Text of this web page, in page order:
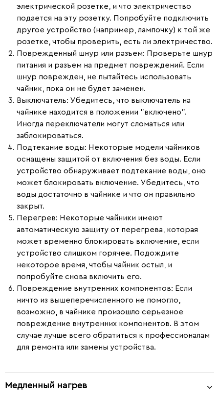
электрической розетке, и что электричество
подается на эту розетку. Попробуйте подключить
другое устройство (например, лампочку) к той же
розетке, чтобы проверить, есть ли электричество.
Поврежденный шнур или разъем: Проверьте шнур
питания и разъем на предмет повреждений. Если
шнур поврежден, не пытайтесь использовать
чайник, пока он не будет заменен.
Выключатель: Убедитесь, что выключатель на
чайнике находится в положении "включено".
Иногда переключатели могут сломаться или
заблокироваться.
Подтекание воды: Некоторые модели чайников
оснащены защитой от включения без воды. Если
устройство обнаруживает подтекание воды, оно
может блокировать включение. Убедитесь, что
воды достаточно в чайнике и что он правильно
закрыт.
Перегрев: Некоторые чайники имеют
автоматическую защиту от перегрева, которая
может временно блокировать включение, если
устройство слишком горячее. Подождите
некоторое время, чтобы чайник остыл, и
попробуйте снова включить его.
Повреждение внутренних компонентов: Если
ничто из вышеперечисленного не помогло,
возможно, в чайнике произошло серьезное
повреждение внутренних компонентов. В этом
случае лучше всего обратиться к профессионалам
для ремонта или замены устройства.
Медленный нагрев